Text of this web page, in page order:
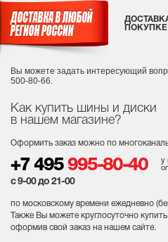
Как купить шины и диски
в нашем магазине?
Оформить заказ можно по
+7 495 995-80-40
у
с 9-00 до 21-00
по московскому времени ежедневно
Также Вы можете круглосуточно
оформив свой заказ на нашем сайте.
Вы можете задать интересующий
500-80-66.